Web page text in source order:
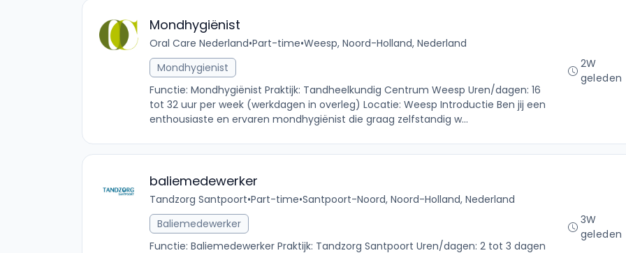
Mondhygiënist
Oral Care Nederland•Part-time•Weesp, Noord-Holland, Nederland
Mondhygienist
Functie: Mondhygiënist Praktijk: Tandheelkundig Centrum Weesp Uren/dagen: 16
tot 32 uur per week (werkdagen in overleg) Locatie: Weesp Introductie Ben jij een
enthousiaste en ervaren mondhygiënist die graag zelfstandig w...
2W
geleden
baliemedewerker
Tandzorg Santpoort•Part-time•Santpoort-Noord, Noord-Holland, Nederland
Baliemedewerker
Functie: Baliemedewerker Praktijk: Tandzorg Santpoort Uren/dagen: 2 tot 3 dagen
3W
geleden